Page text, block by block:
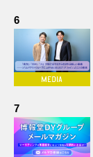
6
7